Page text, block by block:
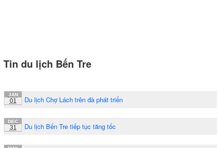
Tin du lịch Bến Tre
JAN
01 Du lịch Chợ Lách trên đà phát triển
DEC
31 Du lịch Bến Tre tiếp tục tăng tốc